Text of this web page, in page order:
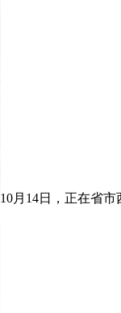
10月14日，正在省